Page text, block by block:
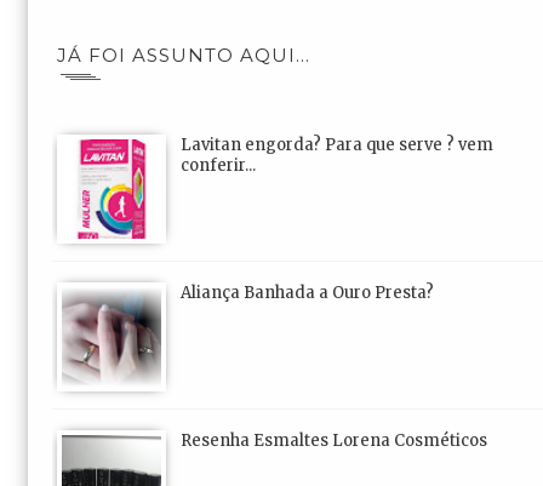
JÁ FOI ASSUNTO AQUI...
Lavitan engorda? Para que serve ? vem
conferir...
Aliança Banhada a Ouro Presta?
Resenha Esmaltes Lorena Cosméticos